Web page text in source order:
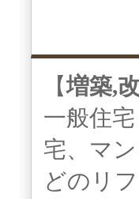
【増築,
一般住
宅、マ
どのリ